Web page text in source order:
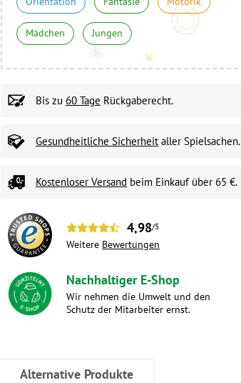
Mädchen Jungen
Bis zu 60 Tage Rückgaberecht.
Gesundheitliche Sicherheit aller Spielsachen.
Kostenloser Versand beim Einkauf über 65 €.
4,98/5
Weitere Bewertungen
Nachhaltiger E-Shop
Wir nehmen die Umwelt und den
Schutz der Mitarbeiter ernst.
Alternative Produkte